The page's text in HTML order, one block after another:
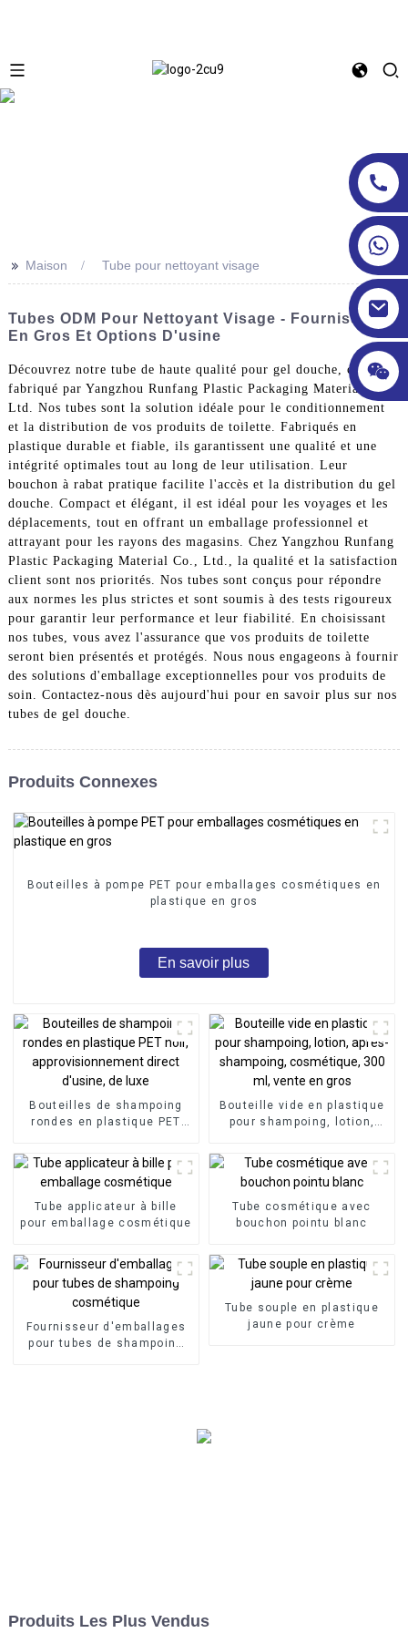
>> Maison Tube pour nettoyant visage
Tubes ODM Pour Nettoyant Visage - Fournisseur
En Gros Et Options D'usine
Découvrez notre tube de haute qualité pour gel douche, conçu et
fabriqué par Yangzhou Runfang Plastic Packaging Material Co.,
Ltd. Nos tubes sont la solution idéale pour le conditionnement
et la distribution de vos produits de toilette. Fabriqués en
plastique durable et fiable, ils garantissent une qualité et une
intégrité optimales tout au long de leur utilisation. Leur
bouchon à rabat pratique facilite l'accès et la distribution du gel
douche. Compact et élégant, il est idéal pour les voyages et les
déplacements, tout en offrant un emballage professionnel et
attrayant pour les rayons des magasins. Chez Yangzhou Runfang
Plastic Packaging Material Co., Ltd., la qualité et la satisfaction
client sont nos priorités. Nos tubes sont conçus pour répondre
aux normes les plus strictes et sont soumis à des tests rigoureux
pour garantir leur performance et leur fiabilité. En choisissant
nos tubes, vous avez l'assurance que vos produits de toilette
seront bien présentés et protégés. Nous nous engageons à fournir
des solutions d'emballage exceptionnelles pour vos produits de
soin. Contactez-nous dès aujourd'hui pour en savoir plus sur nos
tubes de gel douche.
Produits Connexes
Bouteilles à pompe PET pour emballages cosmétiques en
plastique en gros
En savoir plus
Bouteilles de shampoing
rondes en plastique PET
direct d'usine, de luxe
Bouteille vide en plastique
pour shampoing, lotion,
cosmétique, 300 ml, vente
en gros
Tube applicateur à bille
pour emballage cosmétique
Tube cosmétique avec
bouchon pointu blanc
Fournisseur d'emballages
pour tubes de shampoing
Tube souple en plastique
jaune pour crème
Produits Les Plus Vendus